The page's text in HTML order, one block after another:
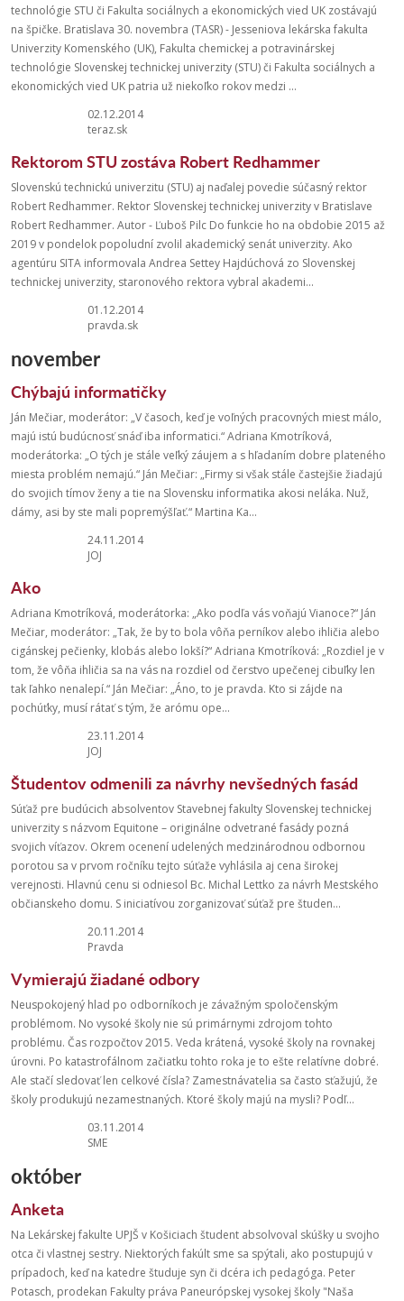
technológie STU či Fakulta sociálnych a ekonomických vied UK zostávajú
na špičke. Bratislava 30. novembra (TASR) - Jesseniova lekárska fakulta
Univerzity Komenského (UK), Fakulta chemickej a potravinárskej
technológie Slovenskej technickej univerzity (STU) či Fakulta sociálnych a
ekonomických vied UK patria už niekoľko rokov medzi ...
02.12.2014
teraz.sk
Rektorom STU zostáva Robert Redhammer
Slovenskú technickú univerzitu (STU) aj naďalej povedie súčasný rektor
Robert Redhammer. Rektor Slovenskej technickej univerzity v Bratislave
Robert Redhammer. Autor - Ľuboš Pilc Do funkcie ho na obdobie 2015 až
2019 v pondelok popoludní zvolil akademický senát univerzity. Ako
agentúru SITA informovala Andrea Settey Hajdúchová zo Slovenskej
technickej univerzity, staronového rektora vybral akademi...
01.12.2014
pravda.sk
november
Chýbajú informatičky
Ján Mečiar, moderátor: „V časoch, keď je voľných pracovných miest málo,
majú istú budúcnosť snáď iba informatici.“ Adriana Kmotríková,
moderátorka: „O tých je stále veľký záujem a s hľadaním dobre plateného
miesta problém nemajú.“ Ján Mečiar: „Firmy si však stále častejšie žiadajú
do svojich tímov ženy a tie na Slovensku informatika akosi neláka. Nuž,
dámy, asi by ste mali popremýšľať.“ Martina Ka...
24.11.2014
JOJ
Ako
Adriana Kmotríková, moderátorka: „Ako podľa vás voňajú Vianoce?“ Ján
Mečiar, moderátor: „Tak, že by to bola vôňa perníkov alebo ihličia alebo
cigánskej pečienky, klobás alebo lokší?“ Adriana Kmotríková: „Rozdiel je v
tom, že vôňa ihličia sa na vás na rozdiel od čerstvo upečenej cibuľky len
tak ľahko nenalepí.“ Ján Mečiar: „Áno, to je pravda. Kto si zájde na
pochúťky, musí rátať s tým, že arómu ope...
23.11.2014
JOJ
Študentov odmenili za návrhy nevšedných fasád
Súťaž pre budúcich absolventov Stavebnej fakulty Slovenskej technickej
univerzity s názvom Equitone – originálne odvetrané fasády pozná
svojich víťazov. Okrem ocenení udelených medzinárodnou odbornou
porotou sa v prvom ročníku tejto súťaže vyhlásila aj cena širokej
verejnosti. Hlavnú cenu si odniesol Bc. Michal Lettko za návrh Mestského
občianskeho domu. S iniciatívou zorganizovať súťaž pre študen...
20.11.2014
Pravda
Vymierajú žiadané odbory
Neuspokojený hlad po odborníkoch je závažným spoločenským
problémom. No vysoké školy nie sú primárnymi zdrojom tohto
problému. Čas rozpočtov 2015. Veda krátená, vysoké školy na rovnakej
úrovni. Po katastrofálnom začiatku tohto roka je to ešte relatívne dobré.
Ale stačí sledovať len celkové čísla? Zamestnávatelia sa často sťažujú, že
školy produkujú nezamestnaných. Ktoré školy majú na mysli? Podľ...
03.11.2014
SME
október
Anketa
Na Lekárskej fakulte UPJŠ v Košiciach študent absolvoval skúšky u svojho
otca či vlastnej sestry. Niektorých fakúlt sme sa spýtali, ako postupujú v
prípadoch, keď na katedre študuje syn či dcéra ich pedagóga. Peter
Potasch, prodekan Fakulty práva Paneurópskej vysokej školy "Naša